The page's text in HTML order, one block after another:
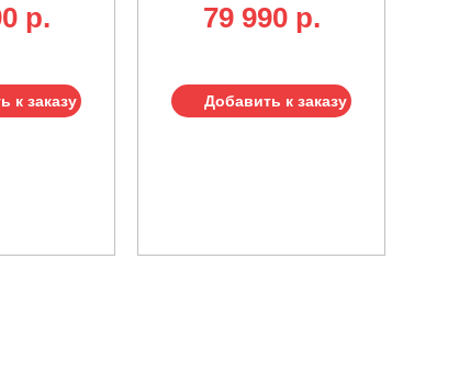
p.
к заказу
79 990 p.
Добавить к заказу